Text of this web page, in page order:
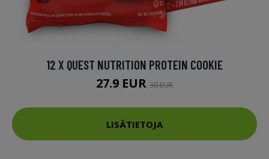
12 X QUEST NUTRITION PROTEIN COOKIE
27.9 EUR 30 EUR
LISÄTIETOJA